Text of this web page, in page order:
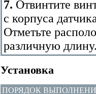
7. Отвинтите
с корпуса
Отметьте
различную
Установка
ПОРЯДОК